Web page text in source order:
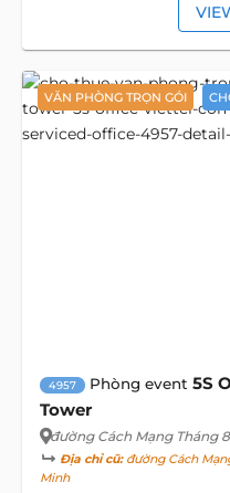
VĂN PHÒNG TRỌN GÓI
4957 Phòng event 5S
Tower
đường Cách Mạng Tháng 8
Địa chỉ cũ:đường Cách
Minh